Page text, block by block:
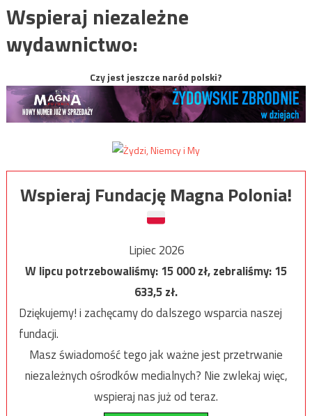
Wspieraj niezależne
wydawnictwo:
Czy jest jeszcze naród polski?
Wspieraj Fundację Magna Polonia!
Lipiec 2026
W lipcu potrzebowaliśmy:15 000zł, zebraliśmy:15
633,5zł.
Dziękujemy! i zachęcamy do dalszego wsparcia naszej
fundacji.
Masz świadomość tego jak ważne jest przetrwanie
niezależnych ośrodków medialnych? Nie zwlekaj więc,
wspieraj nas już od teraz.